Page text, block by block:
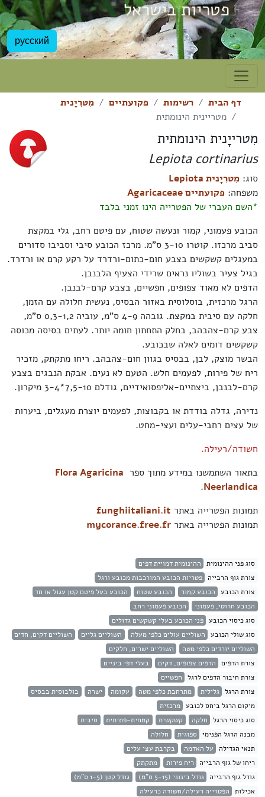
פטריות בישראל
русский
דף הבית רשימות פקועתיים
מִטרִיָנית
מטריינית הינומתית
מִטרייָנית הינומתית
Lepiota cortinarius
סוג:מִטרִיָנית Lepiota
משפחה:פקועתיים Agaricaceae
*השם העברי של הפטרייה הינו זמני בלבד
הכובע פעמוני, קמור ונעשה שטוח, עם פיטם רחב, גלי במקצת
סביב מרכזו. קוטרו 3-10 ס"מ. מרכז הכובע סיבי וסביבו סדורים
במעגלים קשקשים בצבע חום-כתום-ורדרד על רקע קרם או ורדרד.
בגיל צעיר בשוליו נראים שרידי הצעיף הלבנבן.
הדפים לא מאוד צפופים, חפשיים, בצבע קרם-לבנבן.
הרגל מרכזית, בוסלוסית באזור הבסיס, נעשית חלולה עם הזמן,
חלקה עם סיבית במקצת. גובהה 4-9 ס"מ, עוביה 0,3-1,2 ס"מ,
צבע קרם-צהבהב, בחלק התחתון חומה יותר. לעתים בסיסה מכוסה
קשקשים דומים לאלה שבכובע.
הבשר מוצק, לבן, בבסיס בגוון חום-צהבהב. ריחו מתקתק, מזכיר
ריח של פירות, לפעמים חלש. הטעם לא נעים. אבקת הנבגים בצבע
קרם-לבנבן, ביצתיים-אליפסואידיים, גודלם 7,5-10*3-4 מיקרון.
נדירה, גדלה בודדת או בקבוצות, לפעמים יוצרת מעגלים, ביערות
של עצים רחבי-עלים ועצי-מחט.
חשודה/רעילה.
בתאור השתמשנו במידע מתוך ספרFlora Agaricina
Neerlandica
.
תמונות הפטרייה באתרfunghiitaliani.it
תמונות הפטרייה באתרmycorance.free.fr
סוג פני ההינומית ההינומית דמויית דפים
צורת גוף הרבייה פטריות הכובע המורכבות מכובע ורגל
צורת הכובע הכובע קמור הכובע שטוח
הכובע בעל פיטם קטן עגול או חד
הכובע חרוטי, פעמוני
הכובע פעמוני רחב
סוג כיסוי הכובע פני הכובע בעלי קשקשים גדולים
סוג שולי הכובע השוליים עולים כלפי מעלה השוליים גליים
השוליים דקים, חדים
השוליים יורדים כלפי מטה
השוליים ישרים, חלקים
צורת הדפים הדפים צפופים, דקים
בעלי דפי ביניים
צורת חיבור הדפים לרגל חפשיים
צורת הרגל גלילית מתרחבת כלפי מטה עקומה ישרה
בולבוסית בבסיס
מיקום הרגל ביחס לכובע מרכזית
סוג כיסוי הרגל חלקה קשקשית קמחית-פתיתית
סיבית
מבנה הרגל הפנימי ספוגית
חלולה
תנאי הגדילה על האדמה
בקרבת עצי עלים
ריחו של גוף הרבייה ריח פירות
מתקתק
גודל גוף הרבייה גודל בינוני (5-15 ס"מ)
גודל קטן (1-5 ס"מ)
אכילות הפטרייה רעילה/חשודה כרעילה